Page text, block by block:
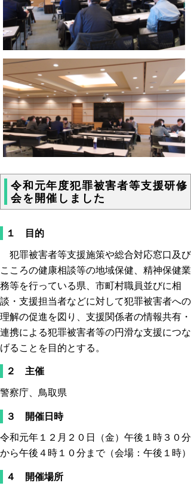
令和元年度犯罪被害者等支援研修
会を開催しました
１ 目的
犯罪被害者等支援施策や総合対応窓口及び
こころの健康相談等の地域保健、精神保健業
務等を行っている県、市町村職員並びに相
談・支援担当者などに対して犯罪被害者への
理解の促進を図り、支援関係者の情報共有・
連携による犯罪被害者等の円滑な支援につな
げることを目的とする。
２ 主催
警察庁、鳥取県
３ 開催日時
令和元年１２月２０日（金）午後１時３０分
から午後４時１０分まで（会場：午後１時）
４ 開催場所